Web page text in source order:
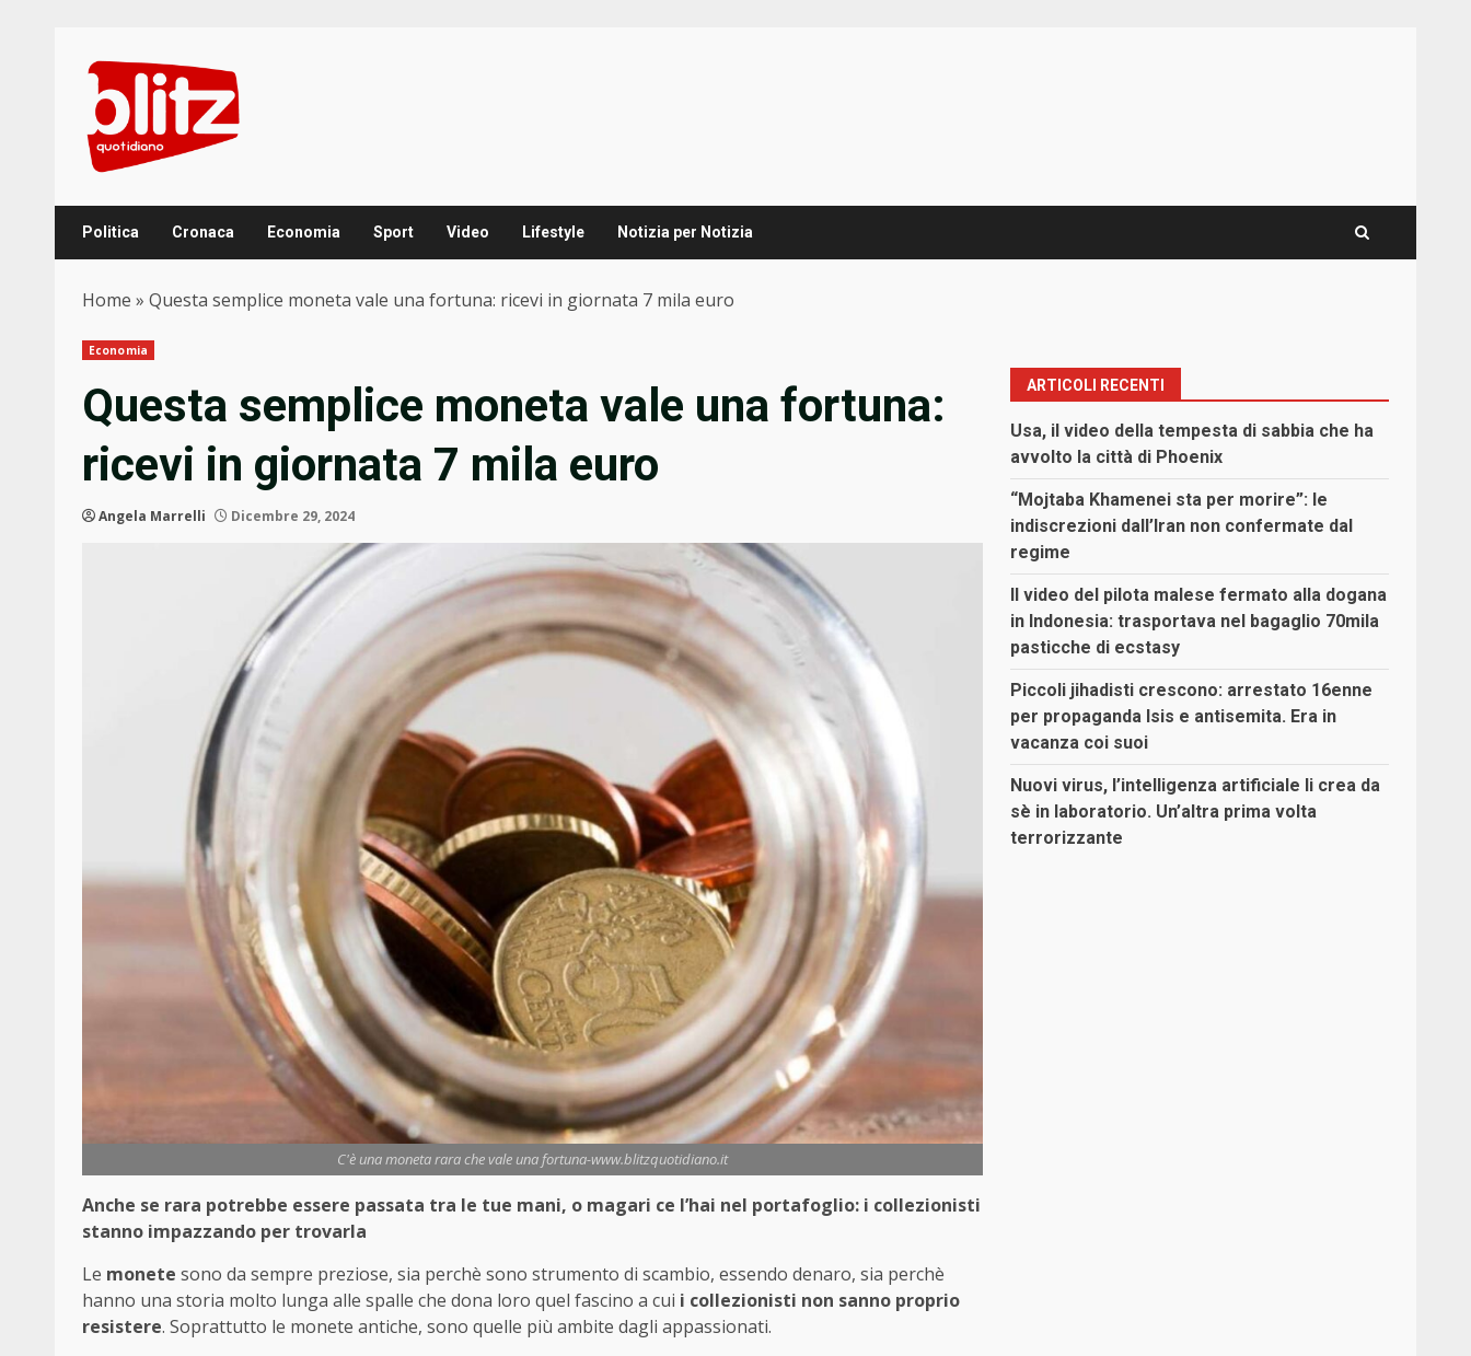
content
Politica Cronaca Economia Sport Video Lifestyle Notizia per Notizia
Home » Questa semplice moneta vale una fortuna: ricevi in giornata 7 mila euro
Economia
Questa semplice moneta vale una fortuna:
ricevi in giornata 7 mila euro
Angela Marrelli Dicembre 29, 2024
C'è una moneta rara che vale una fortuna-www.blitzquotidiano.it
Anche se rara potrebbe essere passata tra le tue mani, o magari ce l’hai nel portafoglio: i collezionisti
stanno impazzando per trovarla
Le monete sono da sempre preziose, sia perchè sono strumento di scambio, essendo denaro, sia perchè
hanno una storia molto lunga alle spalle che dona loro quel fascino a cui i collezionisti non sanno proprio
resistere. Soprattutto le monete antiche, sono quelle più ambite dagli appassionati.
ARTICOLI RECENTI
Usa, il video della tempesta di sabbia che ha
avvolto la città di Phoenix
“Mojtaba Khamenei sta per morire”: le
indiscrezioni dall’Iran non confermate dal
regime
Il video del pilota malese fermato alla dogana
in Indonesia: trasportava nel bagaglio 70mila
pasticche di ecstasy
Piccoli jihadisti crescono: arrestato 16enne
per propaganda Isis e antisemita. Era in
vacanza coi suoi
Nuovi virus, l’intelligenza artificiale li crea da
sè in laboratorio. Un’altra prima volta
terrorizzante